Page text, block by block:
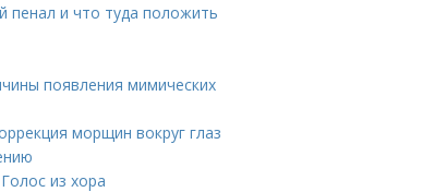
пенал и что туда положить
появления мимических
морщин вокруг глаз
из хора